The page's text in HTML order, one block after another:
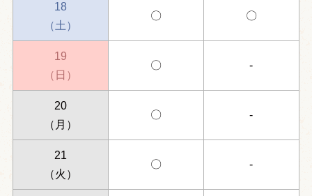
18
（土）
〇 〇
19
（日）
〇 -
20
（月）
〇 -
21
（火）
〇 -